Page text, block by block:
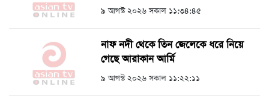
৯ আগস্ট ২০২৬ সকাল ১১:৩৪:৪৫
নাফ নদী থেকে তিন জেলেকে ধরে নিয়ে
গেছে আরাকান আর্মি
৯ আগস্ট ২০২৬ সকাল ১১:২২:১১